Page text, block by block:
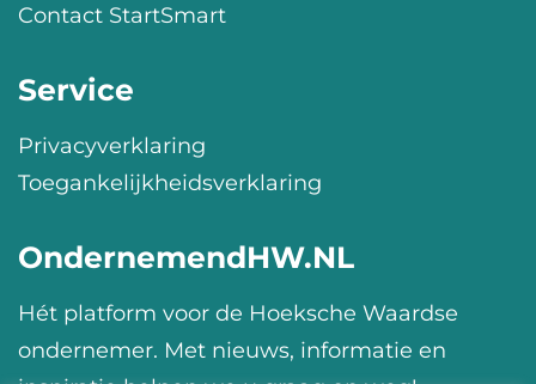
Contact StartSmart
Service
Privacyverklaring
Toegankelijkheidsverklaring
OndernemendHW.NL
Hét platform voor de Hoeksche Waardse
ondernemer. Met nieuws, informatie en